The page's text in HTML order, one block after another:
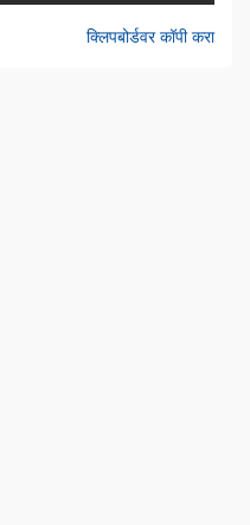
क्लिपबोर्डवर कॉपी करा